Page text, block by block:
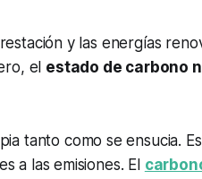
y las energías
el estado de carbono
tanto como se ensucia.
a las emisiones. El